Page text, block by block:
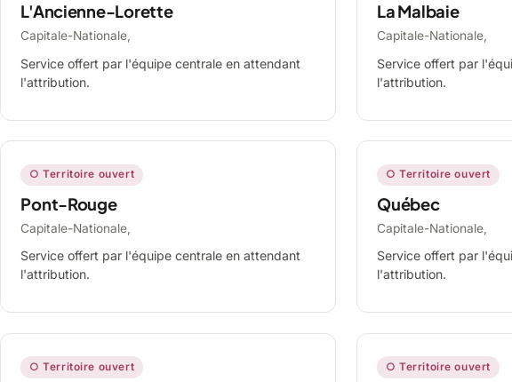
L'Ancienne-Lorette
Capitale-Nationale,
Service offert par l'équipe centrale en attendant
l'attribution.
La Malbaie
Capitale-Nationale,
Service offert par
l'attribution.
○ Territoire ouvert
Pont-Rouge
Capitale-Nationale,
Service offert par l'équipe centrale en attendant
l'attribution.
○ Territoire ouvert
Québec
Capitale-Nationale,
Service offert par
l'attribution.
○ Territoire ouvert ○ Territoire ouvert